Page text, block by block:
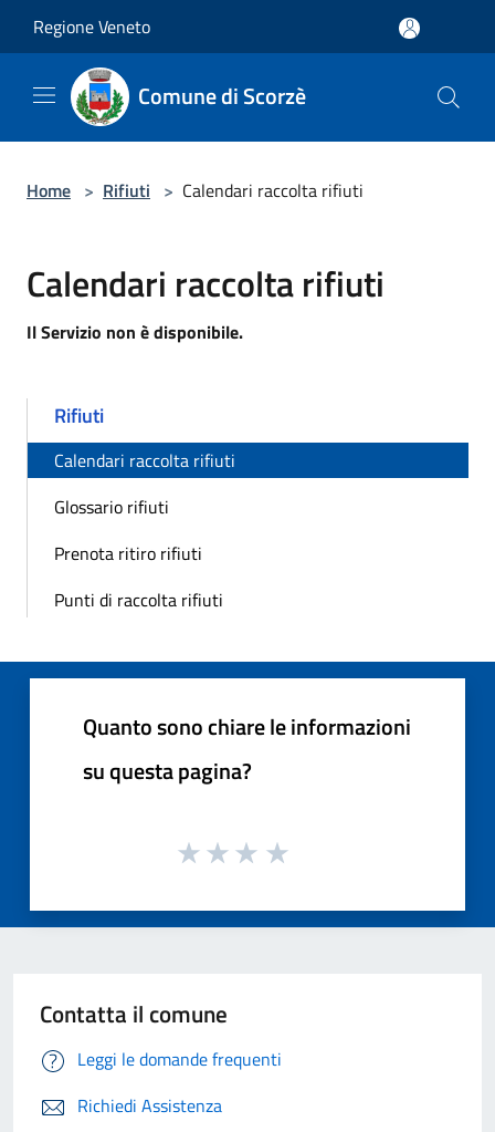
Regione Veneto
Comune di Scorzè
Home > Rifiuti > Calendari raccolta rifiuti
Calendari raccolta rifiuti
Il Servizio non è disponibile.
Rifiuti
Calendari raccolta rifiuti
Glossario rifiuti
Prenota ritiro rifiuti
Punti di raccolta rifiuti
Quanto sono chiare le informazioni
su questa pagina?
Contatta il comune
Leggi le domande frequenti
Richiedi Assistenza